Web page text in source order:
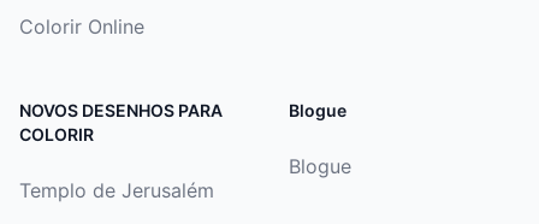
Colorir Online
NOVOS DESENHOS PARA
COLORIR
Templo de Jerusalém
Blogue
Blogue